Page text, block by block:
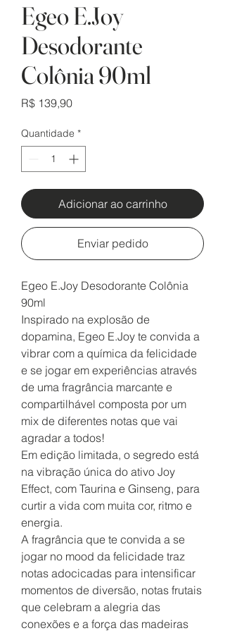
Egeo E.Joy
Desodorante
Colônia 90ml
R$ 139,90Preço
Quantidade *
Adicionar ao carrinho
Enviar pedido
Egeo E.Joy Desodorante Colônia
90ml
Inspirado na explosão de
dopamina, Egeo E.Joy te convida a
vibrar com a química da felicidade
e se jogar em experiências através
de uma fragrância marcante e
compartilhável composta por um
mix de diferentes notas que vai
agradar a todos!
Em edição limitada, o segredo está
na vibração única do ativo Joy
Effect, com Taurina e Ginseng, para
curtir a vida com muita cor, ritmo e
energia.
A fragrância que te convida a se
jogar no mood da felicidade traz
notas adocicadas para intensificar
momentos de diversão, notas frutais
que celebram a alegria das
conexões e a força das madeiras